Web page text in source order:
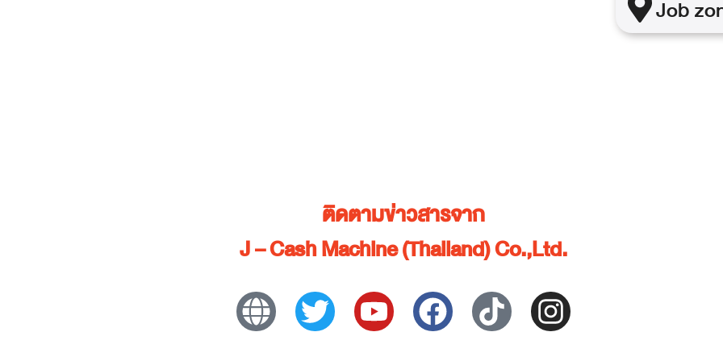
Job
ติดตามข่าวสารจาก
J – Cash Machine (Thailand) Co.,Ltd.